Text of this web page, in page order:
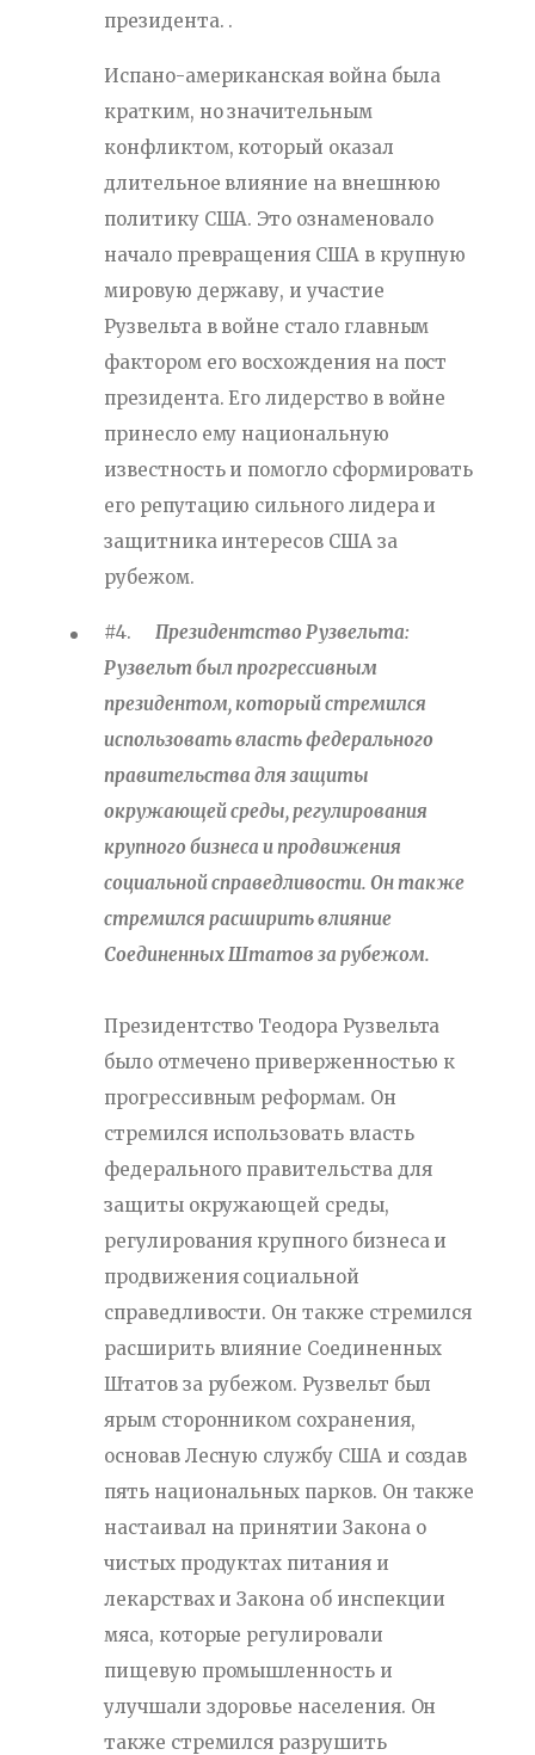
президента. .
Испано-американская война была
кратким, но значительным
конфликтом, который оказал
длительное влияние на внешнюю
политику США. Это ознаменовало
начало превращения США в крупную
мировую державу, и участие
Рузвельта в войне стало главным
фактором его восхождения на пост
президента. Его лидерство в войне
принесло ему национальную
известность и помогло сформировать
его репутацию сильного лидера и
защитника интересов США за
рубежом.
#4. Президентство Рузвельта:
Рузвельт был прогрессивным
президентом, который стремился
использовать власть федерального
правительства для защиты
окружающей среды, регулирования
крупного бизнеса и продвижения
социальной справедливости. Он также
стремился расширить влияние
Соединенных Штатов за рубежом.
Президентство Теодора Рузвельта
было отмечено приверженностью к
прогрессивным реформам. Он
стремился использовать власть
федерального правительства для
защиты окружающей среды,
регулирования крупного бизнеса и
продвижения социальной
справедливости. Он также стремился
расширить влияние Соединенных
Штатов за рубежом. Рузвельт был
ярым сторонником сохранения,
основав Лесную службу США и создав
пять национальных парков. Он также
настаивал на принятии Закона о
чистых продуктах питания и
лекарствах и Закона об инспекции
мяса, которые регулировали
пищевую промышленность и
улучшали здоровье населения. Он
также стремился разрушить